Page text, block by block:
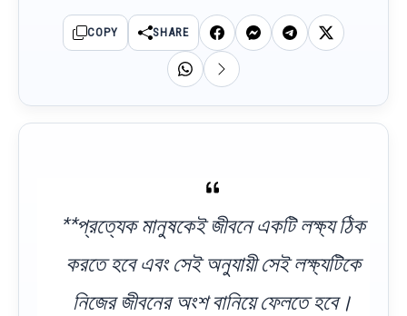
COPY SHARE
**প্রত্যেক মানুষকেই জীবনে একটি লক্ষ্য ঠিক
করতে হবে এবং সেই অনুযায়ী সেই লক্ষ্যটিকে
নিজের জীবনের অংশ বানিয়ে ফেলতে হবে।